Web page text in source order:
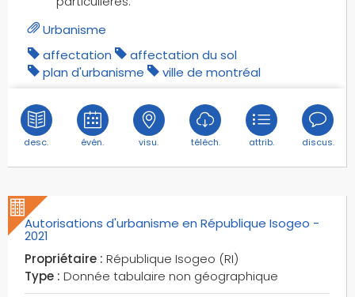
Urbanisme
affectation
affectation du sol
plan d'urbanisme
ville de montréal
desc. évén. visu. téléch. attrib. discus.
Autorisations d'urbanisme en République Isogeo -
2021
Propriétaire : République Isogeo (RI)
Type : Donnée tabulaire non géographique